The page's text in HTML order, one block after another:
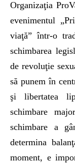
Organizaţia
evenimentul
viaţă” într-o
schimbarea
de revoluţie
să punem în
şi libertatea
schimbare
schimbare a
determina
moment, e